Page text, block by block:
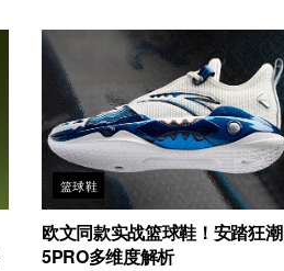
篮球鞋
欧文同款实战篮球鞋！安踏狂潮
5PRO多维度解析